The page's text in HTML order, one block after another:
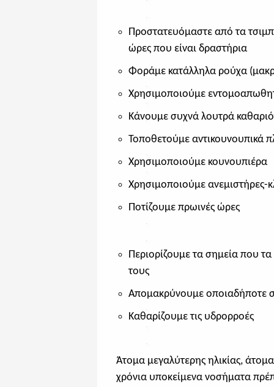
Προστατευόμαστε από τα
ώρες που είναι δραστήρια
Φοράμε κατάλληλα ρούχα
Χρησιμοποιούμε
Κάνουμε συχνά λουτρά
Τοποθετούμε αντικουνουπικά
Χρησιμοποιούμε κουνουπιέρα
Χρησιμοποιούμε ανεμιστήρες-
Ποτίζουμε πρωινές ώρες
Περιορίζουμε τα σημεία που
τους
Απομακρύνουμε οποιαδήποτε
Καθαρίζουμε τις υδρορροές
Άτομα μεγαλύτερης ηλικίας,
χρόνια υποκείμενα νοσήματα